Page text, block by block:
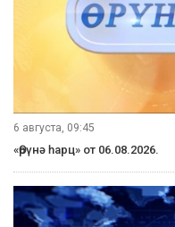
6 августа, 09:45
«Өрүнә һарц» от 06.08.2026.